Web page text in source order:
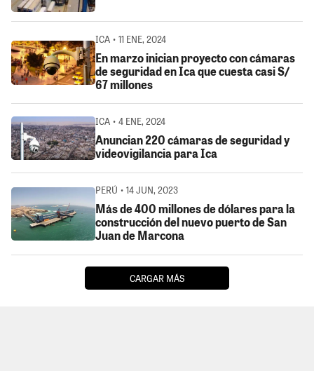
ICA • 11 ENE, 2024
En marzo inician proyecto con cámaras
de seguridad en Ica que cuesta casi S/
67 millones
ICA • 4 ENE, 2024
Anuncian 220 cámaras de seguridad y
videovigilancia para Ica
PERÚ • 14 JUN, 2023
Más de 400 millones de dólares para la
construcción del nuevo puerto de San
Juan de Marcona
CARGAR MÁS